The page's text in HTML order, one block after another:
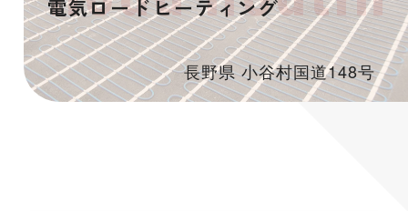
電気ロードヒーティング
長野県 小谷村国道148号